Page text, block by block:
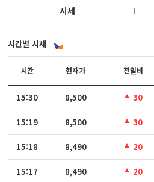
시세
시간별 시세
시간
15:30
15:19
15:18
15:17
시간 현재가 전일비
15:30 8,500 30
15:19 8,500 30
15:18 8,490 20
15:17 8,490 20